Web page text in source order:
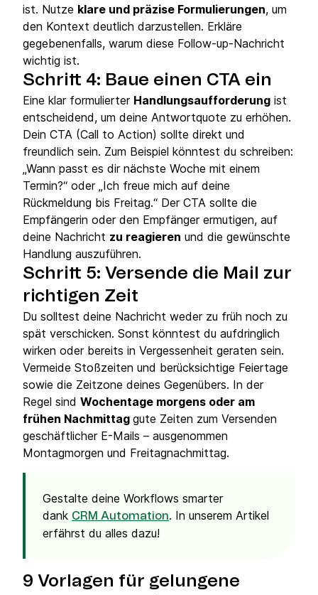
ist. Nutze klare und präzise Formulierungen, um
den Kontext deutlich darzustellen. Erkläre
gegebenenfalls, warum diese Follow-up-Nachricht
wichtig ist.
Schritt 4: Baue einen CTA ein
Eine klar formulierter Handlungsaufforderung ist
entscheidend, um deine Antwortquote zu erhöhen.
Dein CTA (Call to Action) sollte direkt und
freundlich sein. Zum Beispiel könntest du schreiben:
„Wann passt es dir nächste Woche mit einem
Termin?“ oder „Ich freue mich auf deine
Rückmeldung bis Freitag.“ Der CTA sollte die
Empfängerin oder den Empfänger ermutigen, auf
deine Nachricht zu reagieren und die gewünschte
Handlung auszuführen.
Schritt 5: Versende die Mail zur
richtigen Zeit
Du solltest deine Nachricht weder zu früh noch zu
spät verschicken. Sonst könntest du aufdringlich
wirken oder bereits in Vergessenheit geraten sein.
Vermeide Stoßzeiten und berücksichtige Feiertage
sowie die Zeitzone deines Gegenübers. In der
Regel sind Wochentage morgens oder am
frühen Nachmittag gute Zeiten zum Versenden
geschäftlicher E-Mails – ausgenommen
Montagmorgen und Freitagnachmittag.
Gestalte deine Workflows smarter
dank CRM Automation. In unserem Artikel
erfährst du alles dazu!
9 Vorlagen für gelungene